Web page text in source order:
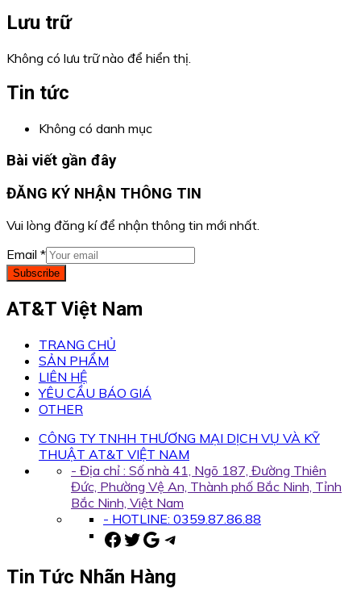
Lưu trữ
Không có lưu trữ nào để hiển thị.
Tin tức
Không có danh mục
Bài viết gần đây
ĐĂNG KÝ NHẬN THÔNG TIN
Vui lòng đăng kí để nhận thông tin mới nhất.
Email *
Subscribe
AT&T Việt Nam
TRANG CHỦ
SẢN PHẨM
LIÊN HỆ
YÊU CẦU BÁO GIÁ
OTHER
CÔNG TY TNHH THƯƠNG MẠI DỊCH VỤ VÀ KỸ
THUẬT AT&T VIỆT NAM
- Địa chỉ : Số nhà 41, Ngõ 187, Đường Thiên
Đức, Phường Vệ An, Thành phố Bắc Ninh, Tỉnh
Bắc Ninh, Việt Nam
- HOTLINE: 0359.87.86.88
Facebook
Twitter
Google
Telegram
Tin Tức Nhãn Hàng